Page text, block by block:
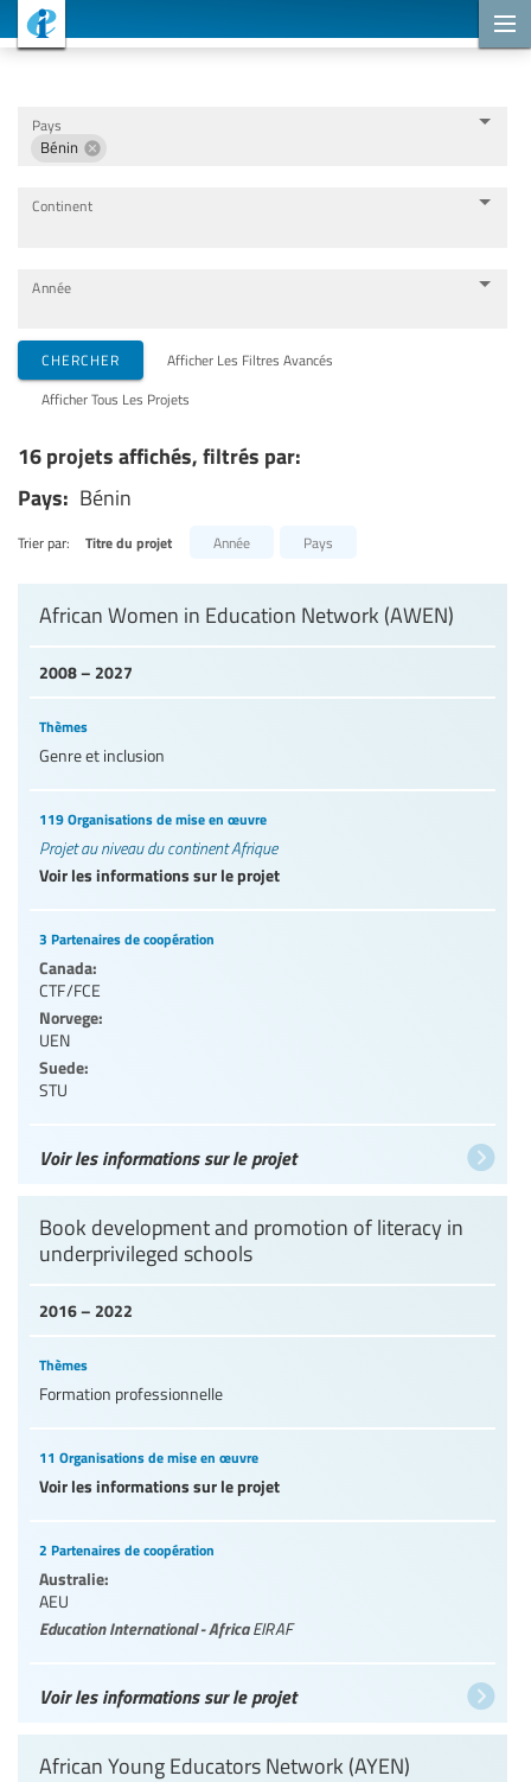
Pays
Bénin
Continent
Année
Organisations de mise en œuvre
Thèmes
CHERCHER Afficher Les Filtres Avancés
Afficher Tous Les Projets
16 projets affichés, filtrés par:
Pays: Bénin
Trier par: Titre du projet Année Pays
2008 – 2027
African Women in Education Network (AWEN)
Thèmes
Genre et inclusion
119 Organisations de mise en œuvre
Projet au niveau du continent Afrique
Voir les informations sur le projet
3 Partenaires de coopération
Canada:
CTF/FCE
Norvege:
UEN
Suede:
STU
Voir les informations sur le projet
2016 – 2022
Book development and promotion of literacy in
underprivileged schools
Thèmes
Formation professionnelle
11 Organisations de mise en œuvre
Voir les informations sur le projet
2 Partenaires de coopération
Australie:
AEU
Education International - AfricaEIRAF
Voir les informations sur le projet
African Young Educators Network (AYEN)